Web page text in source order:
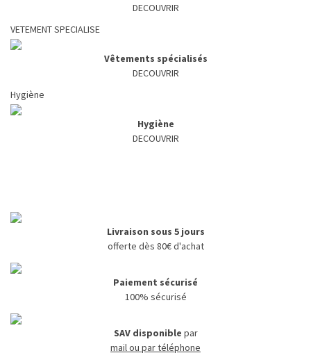
DECOUVRIR
VETEMENT SPECIALISE
Vêtements spécialisés
DECOUVRIR
Hygiène
Hygiène
DECOUVRIR
Livraison sous 5 jours
offerte dès 80€ d'achat
Paiement sécurisé
100% sécurisé
SAV disponible par
mail ou par téléphone